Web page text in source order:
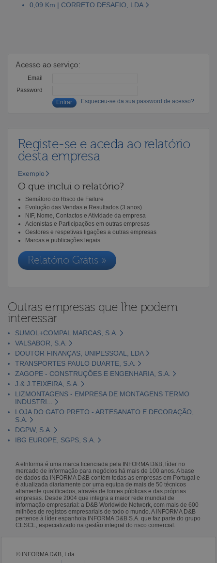
0,09 Km | CORRETO DESAFIO, LDA
Acesso ao serviço:
Email
Password
Esqueceu-se da sua password de acesso?
Registe-se e aceda ao relatório
desta empresa
Exemplo
O que inclui o relatório?
Semáforo do Risco de Failure
Evolução das Vendas e Resultados (3 anos)
NIF, Nome, Contactos e Atividade da empresa
Acionistas e Participações em outras empresas
Gestores e respetivas ligações a outras empresas
Marcas e publicações legais
Relatório Grátis »
Outras empresas que lhe podem
interessar
SUMOL+COMPAL MARCAS, S.A.
VALSABOR, S.A.
DOUTOR FINANÇAS, UNIPESSOAL, LDA
TRANSPORTES PAULO DUARTE, S.A.
ZAGOPE - CONSTRUÇÕES E ENGENHARIA, S.A.
J.& J.TEIXEIRA, S.A.
LIZMONTAGENS - EMPRESA DE MONTAGENS TERMO
INDUSTRI...
LOJA DO GATO PRETO - ARTESANATO E DECORAÇÃO,
S.A.
DGPW, S.A.
IBG EUROPE, SGPS, S.A.
A eInforma é uma marca licenciada pela INFORMA D&B, líder no
mercado de informação para negócios há mais de 100 anos. A base
de dados da INFORMA D&B contém todas as empresas em Portugal e
é atualizada diariamente por uma equipa de mais de 50 técnicos
altamente qualificados, através de fontes públicas e das próprias
empresas. Desde 2004 que integra a maior rede mundial de
informação empresarial: a D&B Worldwide Network, com mais de 600
milhões de registos empresariais de todo o mundo. A INFORMA D&B
pertence à líder espanhola INFORMA D&B S.A. que faz parte do grupo
CESCE, especializado na gestão integral do risco comercial.
© INFORMA D&B, Lda